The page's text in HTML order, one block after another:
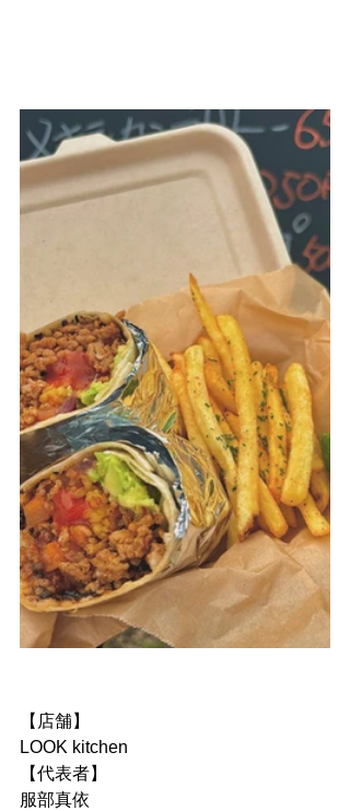
【店舗】
LOOK kitchen
【代表者】
服部真依